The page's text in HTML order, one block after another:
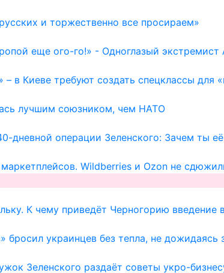
и торжественно все просираем»
еще ого-го!» - Одноглазый экстремист
– в Киеве требуют создать спецклассы для
лучшим союзником, чем НАТО
дневной операции Зеленского: Зачем ты
Wildberries и Ozon не
К чему приведёт Черногорию введение
бросил украинцев без тепла, не дожидаясь
Зеленского раздаёт советы укро-